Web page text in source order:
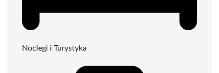
Noclegi i Turystyka